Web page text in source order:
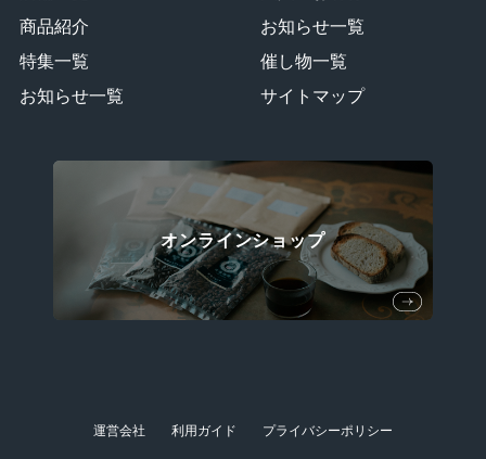
商品紹介
特集一覧
お知らせ一覧
お知らせ一覧
催し物一覧
サイトマップ
オンラインショップ
運営会社 利用ガイド プライバシーポリシー